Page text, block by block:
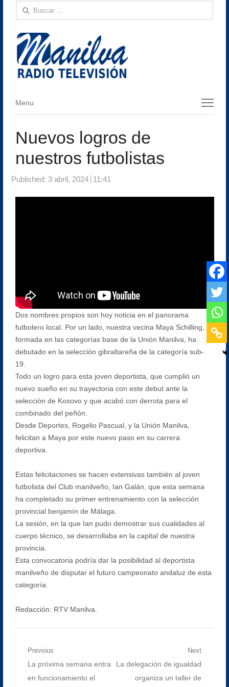
Buscar:
Menu
Menu
Nuevos logros de
nuestros futbolistas
Published: 3 abril, 2024 11:41
Dos nombres propios son hoy noticia en el panorama
futbolero local. Por un lado, nuestra vecina Maya Schilling,
formada en las categorías base de la Unión Manilva, ha
debutado en la selección gibraltareña de la categoría sub-
19.
Todo un logro para esta joven deportista, que cumplió un
nuevo sueño en su trayectoria con este debut ante la
selección de Kosovo y que acabó con derrota para el
combinado del peñón.
Desde Deportes, Rogelio Pascual, y la Unión Manilva,
felicitan a Maya por este nuevo paso en su carrera
deportiva.
Estas felicitaciones se hacen extensivas también al joven
futbolista del Club manilveño, Ian Galán, que esta semana
ha completado su primer entrenamiento con la selección
provincial benjamín de Málaga.
La sesión, en la que Ian pudo demostrar sus cualidades al
cuerpo técnico, se desarrollaba en la capital de nuestra
provincia.
Esta convocatoria podría dar la posibilidad al deportista
manilveño de disputar el futuro campeonato andaluz de esta
categoría.
Redacción: RTV Manilva.
Navegación
Previous
Previous
post:
La próxima semana entra
en funcionamiento el
Next
Next
La delegación de igualdad
organiza un taller de